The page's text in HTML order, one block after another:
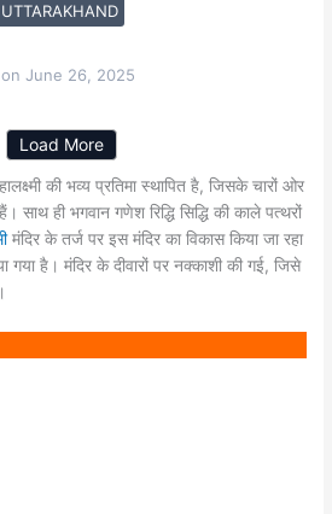
UTTARAKHAND
onJune 26, 2025
Load More
की भव्य प्रतिमा स्थापित है, जिसके चारों ओर
ही भगवान गणेश रिद्धि सिद्धि की काले पत्थरों
मंदिर के तर्ज पर इस मंदिर का विकास किया जा रहा
गया है। मंदिर के दीवारों पर नक्काशी की गई, जिसे